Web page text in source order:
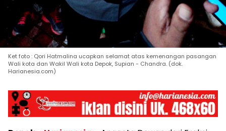
Ket foto : Qori Hatmalina ucapkan selamat atas kemenangan pasangan
Wali kota dan Wakil Wali kota Depok, Supian - Chandra. (dok.
Harianesia.com)